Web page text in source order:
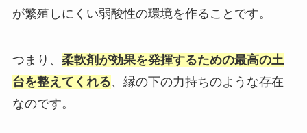
が繁殖しにくい弱酸性の環境を作ることです。
つまり、 柔軟剤が効果を発揮するための最高の土
台を整えてくれる、縁の下の力持ちのような存在
なのです。